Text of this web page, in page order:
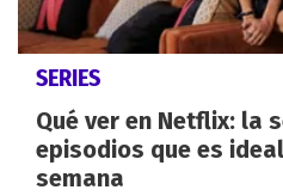
SERIES
Qué ver en Netflix: la
episodios que es
semana